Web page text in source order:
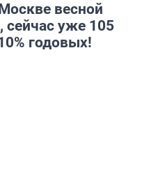
весной
сейчас уже 105
годовых!